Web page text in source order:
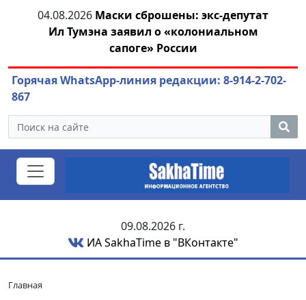
04.08.2026 Маски сброшены: экс-депутат
Ил Тумэна заявил о «колониальном
сапоге» России
Горячая WhatsApp-линия редакции: 8-914-2-702-
867
09.08.2026 г.
ИА SakhaTime в "ВКонтакте"
Главная